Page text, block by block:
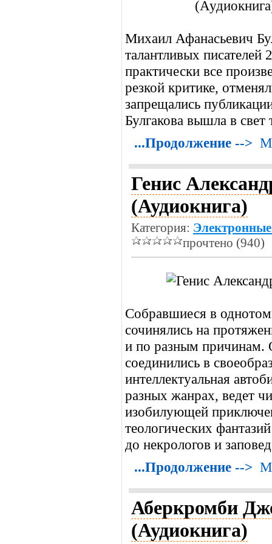
Михаил Афанасьевич
талантливых писателей
практически все
резкой критике,
запрещались
Булгакова вышла в свет
...Продолжение -->
Генис
(Аудиокнига)
Категория:
прочтено (940)
Собравшиеся в
сочинялись на
и по разным причинам.
соединились в
интеллектуальная
разных жанрах, ведет
изобилующей
теологических
до некрологов и
...Продолжение -->
Аберкромби
(Аудиокнига)